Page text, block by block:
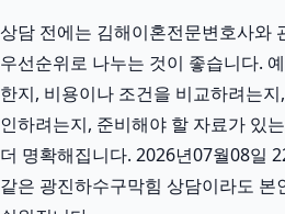
상담 전에는 김해이혼전문변호사와
우선순위로 나누는 것이 좋습니다.
한지, 비용이나 조건을 비교하려는
인하려는지, 준비해야 할 자료가 있
더 명확해집니다. 2026년07월08일
같은 광진하수구막힘 상담이라도 본